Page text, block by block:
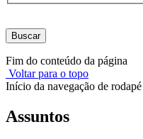
Buscar
Fim do conteúdo da página
Voltar para o topo
Início da navegação de rodapé
Assuntos